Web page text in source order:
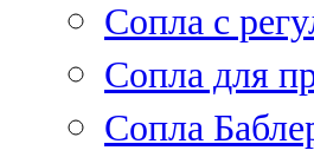
Сопла с
Сопла для
Сопла